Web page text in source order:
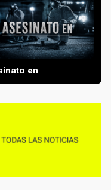
en